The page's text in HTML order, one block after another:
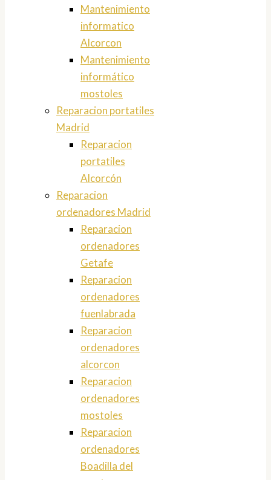
Mantenimiento
informatico
Alcorcon
Mantenimiento
informático
mostoles
Reparacion portatiles
Madrid
Reparacion
portatiles
Alcorcón
Reparacion
ordenadores Madrid
Reparacion
ordenadores
Getafe
Reparacion
ordenadores
fuenlabrada
Reparacion
ordenadores
alcorcon
Reparacion
ordenadores
mostoles
Reparacion
ordenadores
Boadilla del